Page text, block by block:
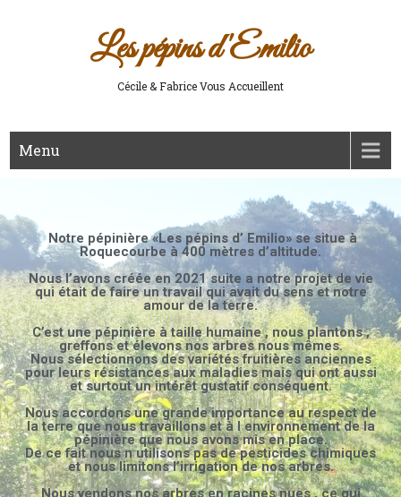
Les pépins d'Emilio
Cécile & Fabrice Vous Accueillent
Menu
Notre pépinière «Les pépins d’ Emilio» se situe à
Roquecourbe à 400 mètres d’altitude.
Nous l’avons créée en 2021 suite a notre projet de vie
qui était de faire un travail qui avait du sens et notre
amour de la terre.
C’est une pépinière à taille humaine , nous plantons ,
greffons et élevons nos arbres nous mêmes.
Nous sélectionnons des variétés fruitières anciennes
pour leurs résistances aux maladies mais qui ont aussi
et surtout un intérêt gustatif conséquent.
Nous accordons une grande importance au respect de
la terre que nous travaillons et à l environnement de la
pépinière que nous avons mis en place.
De ce fait nous n utilisons pas de pesticides chimiques
et nous limitons l’irrigation de nos arbres.
Nous vendons nos arbres en racines nues , ce qui